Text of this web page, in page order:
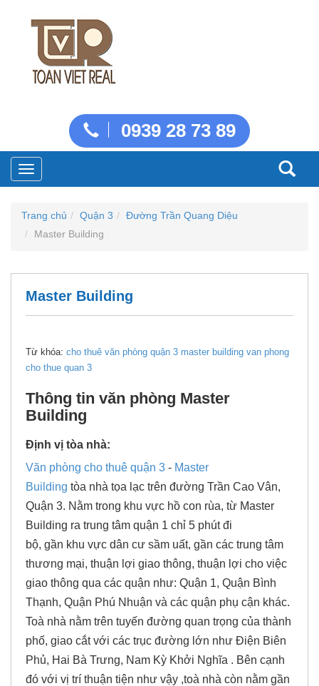
0939 28 73 89
Toggle
navigation
Trang chủ Quận 3
Đường Trần Quang Diệu
Master Building
Master Building
Từ khóa: cho thuê văn phòng quận 3 master building van phong
cho thue quan 3
Thông tin văn phòng Master
Building
Định vị tòa nhà:
Văn phòng cho thuê quận 3 - Master
Building tòa nhà tọa lạc trên đường Trần Cao Vân,
Quận 3. Nằm trong khu vực hồ con rùa, từ Master
Building ra trung tâm quận 1 chỉ 5 phút đi
bộ, gần khu vực dân cư sầm uất, gần các trung tâm
thương mại, thuận lợi giao thông, thuận lợi cho việc
giao thông qua các quận như: Quận 1, Quận Bình
Thạnh, Quận Phú Nhuận và các quận phụ cận khác.
Toà nhà nằm trên tuyến đường quan trọng của thành
phố, giao cắt với các trục đường lớn như Điện Biên
Phủ, Hai Bà Trưng, Nam Kỳ Khởi Nghĩa . Bên cạnh
đó với vị trí thuận tiện như vậy ,toà nhà còn nằm gần